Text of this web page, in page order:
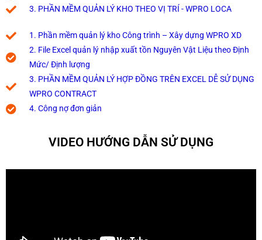
3. PHẦN MỀM QUẢN LÝ KHO THEO VỊ TRÍ - WPRO LOCA
1. Phần mềm quản lý kho Công trình – Xây dựng WPRO XD
2. File Excel quản lý nhập xuất tồn Nguyên Vật Liệu theo Định
Mức/ Định lượng
3. PHẦN MỀM QUẢN LÝ HỢP ĐỒNG TRÊN EXCEL DỄ SỬ DỤNG
WPRO CONTRACT
4. Công nợ đơn giản
VIDEO HƯỚNG DẪN SỬ DỤNG